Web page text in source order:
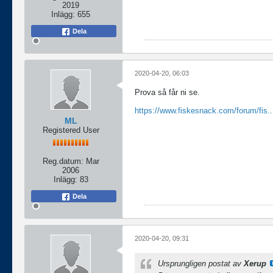
2019
Inlägg: 655
Dela
ML
Registered User
Reg.datum: Mar
2006
Inlägg: 83
Dela
2020-04-20, 06:03
Prova så får ni se.
https://www.fiskesnack.com/forum/
2020-04-20, 09:31
Ursprungligen postat avXerup